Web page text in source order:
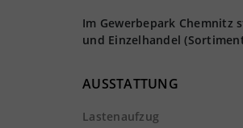
Im Gewerbepark Chemnitz
und Einzelhandel
AUSSTATTUNG
Lastenaufzug